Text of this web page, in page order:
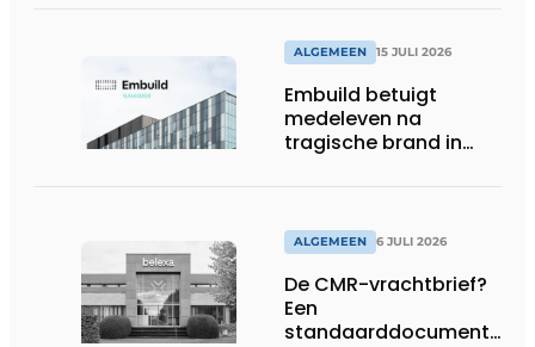
ALGEMEEN 15 JULI 2026
Embuild betuigt
medeleven na
tragische brand in
ALGEMEEN 6 JULI 2026
De CMR-vrachtbrief?
Een
standaarddocument